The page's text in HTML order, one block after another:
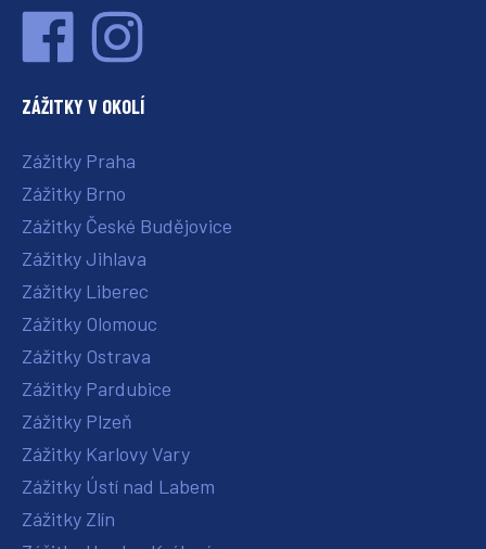
ZÁŽITKY V OKOLÍ
Zážitky Praha
Zážitky Brno
Zážitky České Budějovice
Zážitky Jihlava
Zážitky Liberec
Zážitky Olomouc
Zážitky Ostrava
Zážitky Pardubice
Zážitky Plzeň
Zážitky Karlovy Vary
Zážitky Ústí nad Labem
Zážitky Zlín